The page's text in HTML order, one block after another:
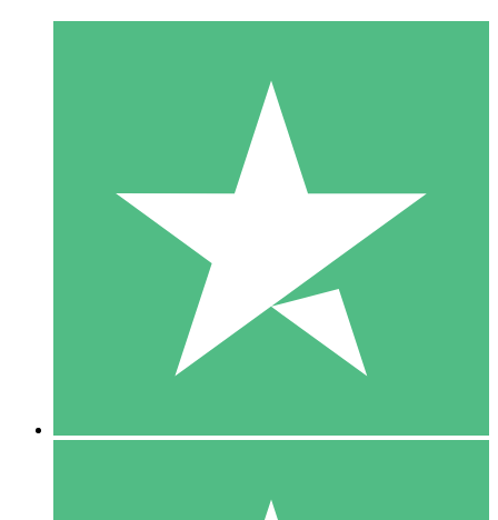
Pacchetti di Crediti Individuali
Paga a consumo con crediti di download. Nessun impegno
1 Download
10
US$1500